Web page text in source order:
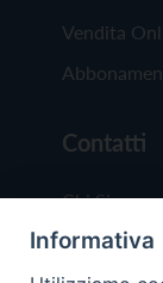
Vendita
Contatti
Chi Siamo
Redazione
Informativa